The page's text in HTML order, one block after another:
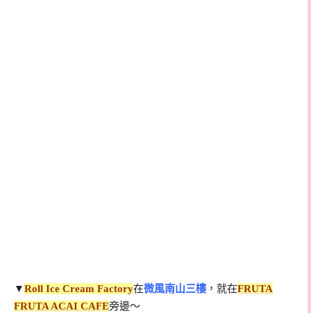
▼Roll Ice Cream Factory在微風南山三樓 ，就在FRUTA
FRUTA ACAI CAFE旁邊～